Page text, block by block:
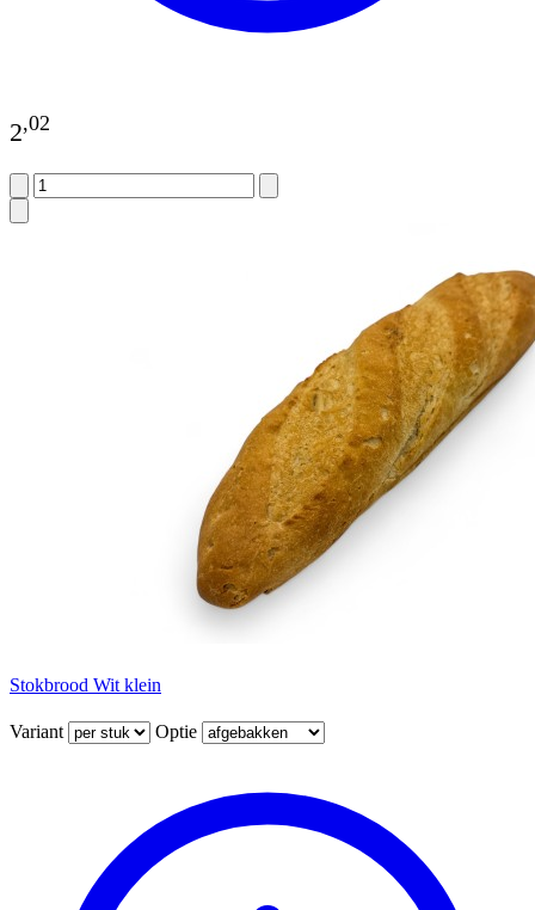
2,02
Stokbrood Wit klein
Variant Optie